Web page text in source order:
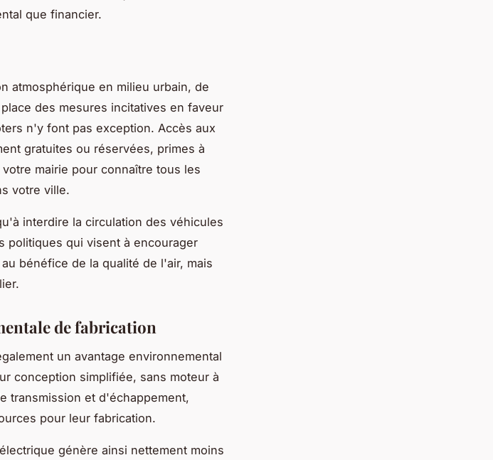
que financier.
atmosphérique en milieu urbain, de
des mesures incitatives en faveur
n'y font pas exception. Accès aux
gratuites ou réservées, primes à
mairie pour connaître tous les
votre ville.
interdire la circulation des véhicules
politiques qui visent à encourager
bénéfice de la qualité de l'air, mais
de fabrication
un avantage environnemental
conception simplifiée, sans moteur à
transmission et d'échappement,
pour leur fabrication.
génère ainsi nettement moins